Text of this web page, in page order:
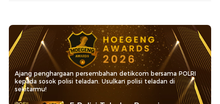
Ajang penghargaan persembahan detikcom bersama POLRI
kepada sosok polisi teladan. Usulkan polisi teladan di
sekitarmu!